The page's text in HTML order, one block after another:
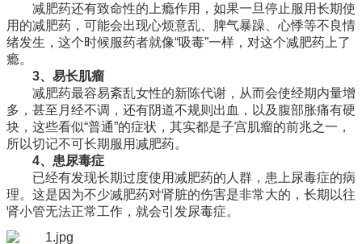
减肥药还有致命性的上瘾作用，如果一旦停止服用长期使
用的减肥药，可能会出现心烦意乱、脾气暴躁、心悸等不良情
绪发生，这个时候服药者就像“吸毒”一样，对这个减肥药上了
瘾。
3、易长肌瘤
减肥药最容易紊乱女性的新陈代谢，从而会使经期内量增
多，甚至月经不调，还有阴道不规则出血，以及腹部胀痛有硬
块，这些看似“普通”的症状，其实都是子宫肌瘤的前兆之一，
所以切记不可长期服用减肥药。
4、患尿毒症
已经有发现长期过度使用减肥药的人群，患上尿毒症的病
理。这是因为不少减肥药对肾脏的伤害是非常大的，长期以往
肾小管无法正常工作，就会引发尿毒症。